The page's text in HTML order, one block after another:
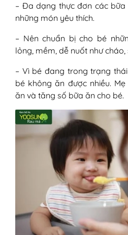
– Đa dạng thực đơn các
những món yêu thích.
– Nên chuẩn bị cho bé
lỏng, mềm, dễ nuốt như cháo,
– Vì bé đang trong trạng
bé không ăn được nhiều.
ăn và tăng số bữa ăn cho bé.